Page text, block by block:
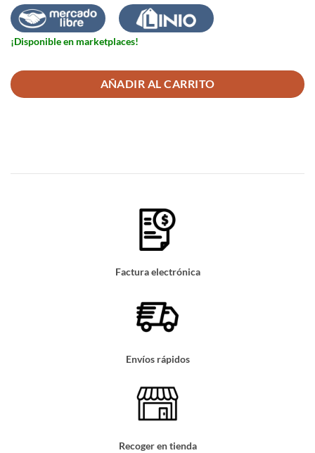
¡Disponible en marketplaces!
AÑADIR AL CARRITO
Factura electrónica
Envíos rápidos
Recoger en tienda